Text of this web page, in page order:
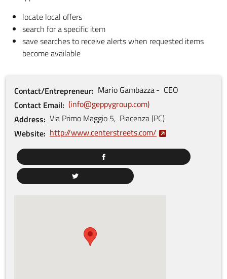
locate local offers
search for a specific item
save searches to receive alerts when requested items
become available
Contact/Entrepreneur Mario Gambazza
CEO
Contact Email
info@geppygroup.com
Address Via Primo Maggio 5, Piacenza(PC)
Website http://www.centerstreets.com/